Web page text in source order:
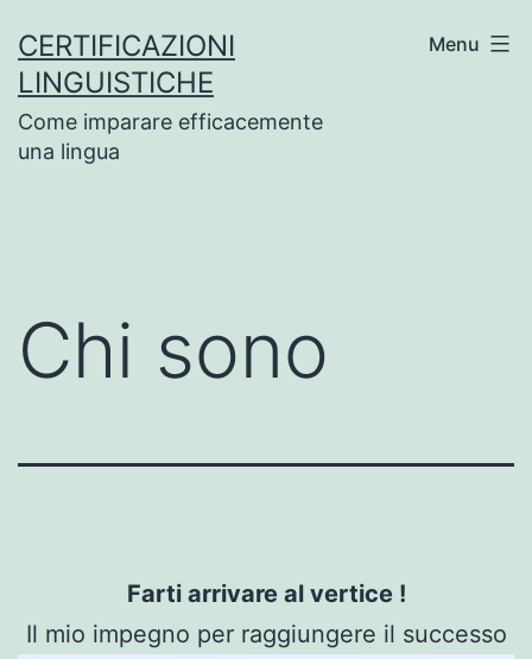
contenuto
CERTIFICAZIONI
LINGUISTICHE
Come imparare efficacemente
una lingua
Menu
Chi sono
Farti arrivare al vertice !
Il mio impegno per raggiungere il successo